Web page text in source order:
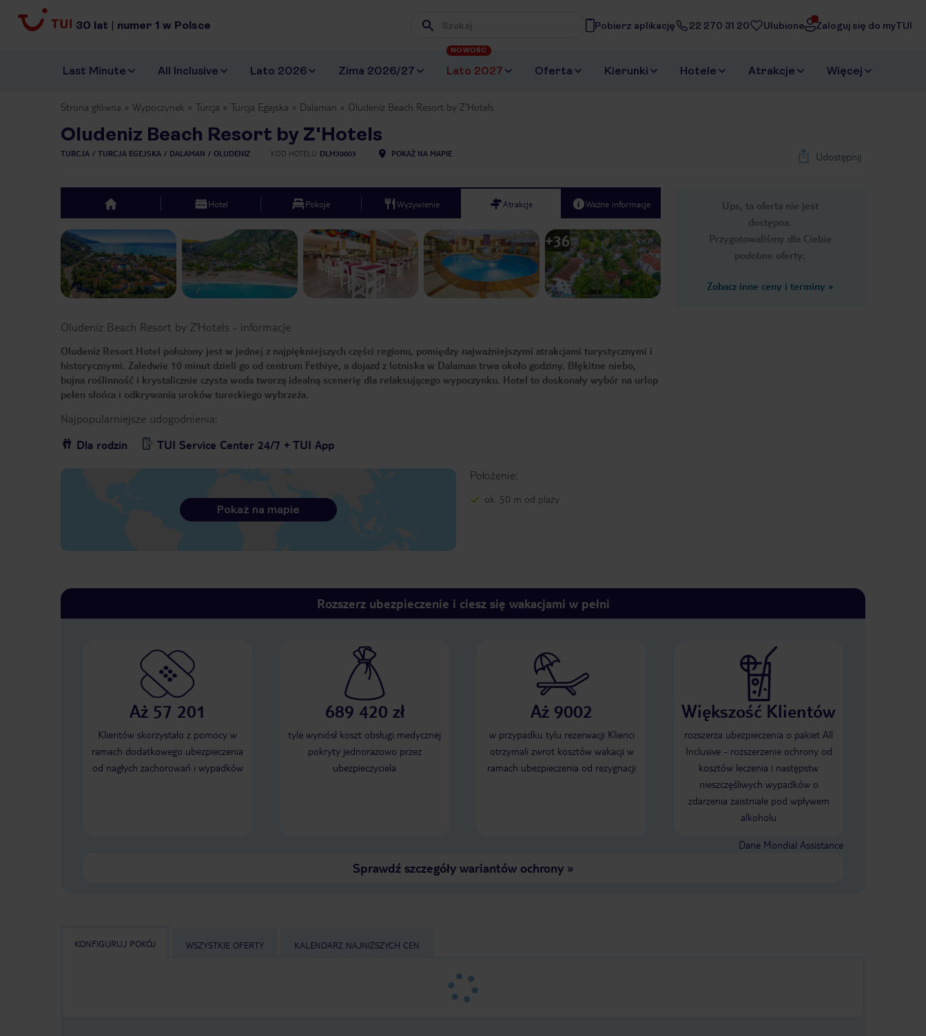
30 lat | numer 1 w Polsce Wpisz frazę, której szukasz
Pobierz aplikację 22 270 31 20 Ulubione Zaloguj się do myTUI
Last Minute All Inclusive Lato 2026 Zima 2026/27 Lato 2027
NOWOŚĆ
Oferta Kierunki Hotele Atrakcje Więcej
Strona główna Wypoczynek Turcja Turcja Egejska Dalaman Oludeniz Beach Resort by Z'Hotels
Oludeniz Beach Resort by Z'Hotels
TURCJA TURCJA EGEJSKA DALAMAN OLUDENIZ KOD HOTELU DLM30003 POKAŻ NA MAPIE Udostępnij
Ups, ta oferta nie jest
dostępna.
Przygotowaliśmy dla Ciebie
podobne oferty:
Zobacz inne ceny i terminy »
top Hotel Pokoje Wyżywienie Atrakcje Ważne informacje
Previous slide Next slide
1 /42
+36
Oludeniz Beach Resort by Z'Hotels - informacje
Oludeniz Resort Hotel położony jest w jednej z najpiękniejszych części regionu, pomiędzy najważniejszymi atrakcjami turystycznymi i
historycznymi. Zaledwie 10 minut dzieli go od centrum Fethiye, a dojazd z lotniska w Dalaman trwa około godziny. Błękitne niebo,
bujna roślinność i krystalicznie czysta woda tworzą idealną scenerię dla relaksującego wypoczynku. Hotel to doskonały wybór na urlop
pełen słońca i odkrywania uroków tureckiego wybrzeża.
Najpopularniejsze udogodnienia:
Dla rodzin
TUI Service Center 24/7 + TUI App
Położenie:
ok. 50 m od plaży
Pokaż na mapie
Rozszerz ubezpieczenie i ciesz się wakacjami w pełni
Aż 57 201
Klientów skorzystało z pomocy w
ramach dodatkowego ubezpieczenia
od nagłych zachorowań i wypadków
689 420 zł
tyle wyniósł koszt obsługi medycznej
pokryty jednorazowo przez
ubezpieczyciela
Aż 9002
w przypadku tylu rezerwacji Klienci
otrzymali zwrot kosztów wakacji w
ramach ubezpieczenia od rezygnacji
Większość Klientów
rozszerza ubezpieczenia o pakiet All
Inclusive - rozszerzenie ochrony od
kosztów leczenia i następstw
nieszczęśliwych wypadków o
zdarzenia zaistniałe pod wpływem
alkoholu
Dane Mondial Assistance
Sprawdź szczegóły wariantów ochrony»
KONFIGURUJ POKÓJ WSZYSTKIE OFERTY KALENDARZ NAJNIŻSZYCH CEN